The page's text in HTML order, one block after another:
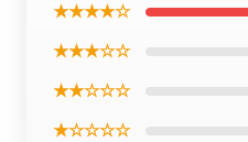
★★★★☆
★★★☆☆
★★☆☆☆
★☆☆☆☆